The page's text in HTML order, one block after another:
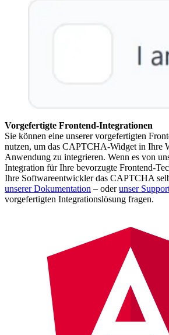
Vorgefertigte Frontend-Integrationen
Sie können eine unserer vorgefertigten
nutzen, um das CAPTCHA-Widget in Ihre
Anwendung zu integrieren. Wenn es von
Integration für Ihre bevorzugte Frontend-
Ihre Softwareentwickler das CAPTCHA
unserer Dokumentation – oderunser
vorgefertigten Integrationslösung fragen.